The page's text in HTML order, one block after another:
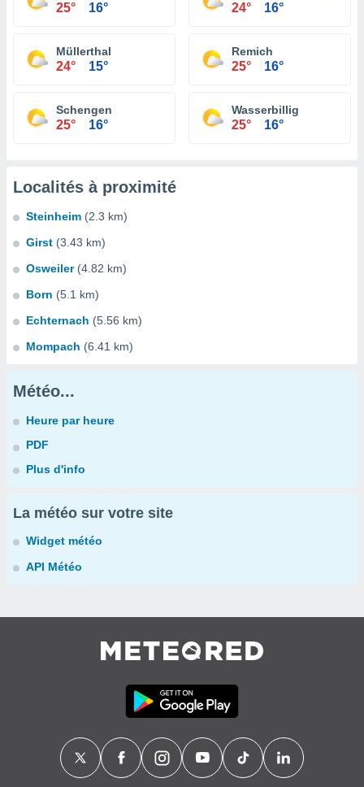
25° 16° 24° 16°
Müllerthal
24° 15°
Remich
25° 16°
Schengen
25° 16°
Wasserbillig
25° 16°
Localités à proximité
Steinheim (2.3 km)
Girst (3.43 km)
Osweiler (4.82 km)
Born (5.1 km)
Echternach (5.56 km)
Mompach (6.41 km)
Météo...
Heure par heure
PDF
Plus d'info
La météo sur votre site
Widget météo
API Météo